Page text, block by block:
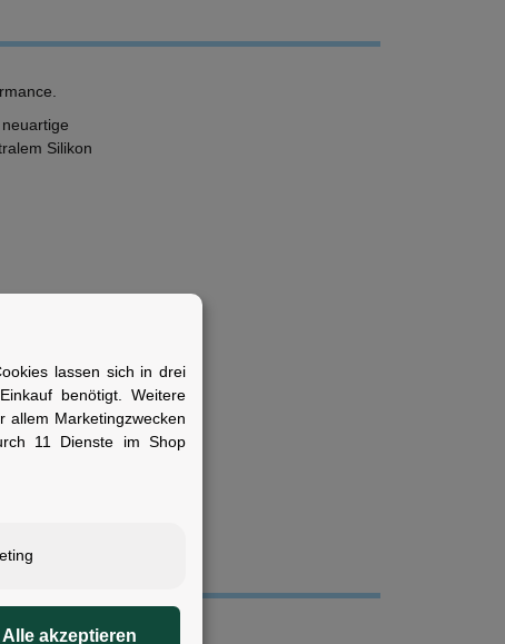
Silikon
schnelle
lassen sich in drei
benötigt. Weitere
allem Marketingzwecken
11 Dienste im Shop
Alle akzeptieren